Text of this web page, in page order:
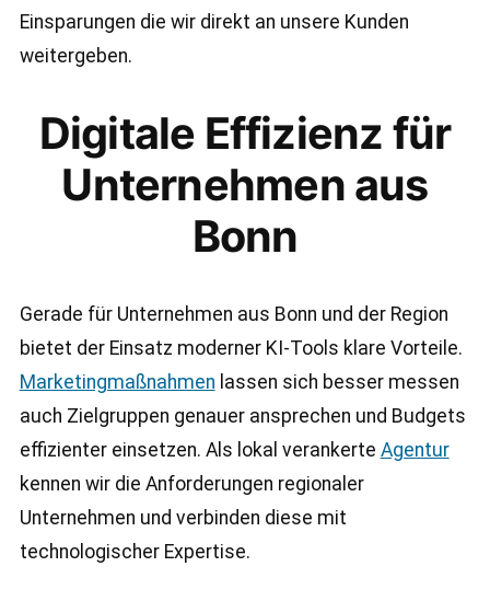
Einsparungen die wir direkt an unsere Kunden
weitergeben.
Digitale Effizienz für
Unternehmen aus
Bonn
Gerade für Unternehmen aus Bonn und der Region
bietet der Einsatz moderner KI-Tools klare Vorteile.
Marketingmaßnahmen lassen sich besser messen
auch Zielgruppen genauer ansprechen und Budgets
effizienter einsetzen. Als lokal verankerte Agentur
kennen wir die Anforderungen regionaler
Unternehmen und verbinden diese mit
technologischer Expertise.